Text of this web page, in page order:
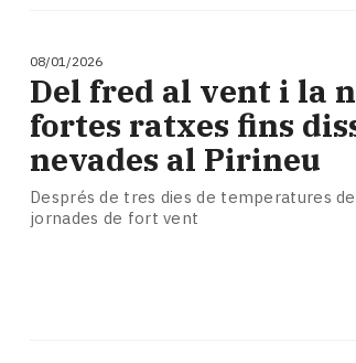
08/01/2026
Del fred al vent i la
fortes ratxes fins
nevades al Pirineu
Després de tres dies de temperatures
jornades de fort vent